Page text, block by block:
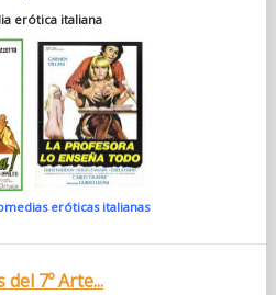
erótica italiana
eróticas italianas
del 7º Arte...